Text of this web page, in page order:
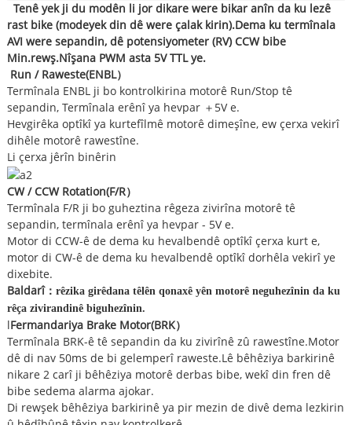
Tenê yek ji du modên li jor dikare were bikar anîn da ku lezê
rast bike (modeyek din dê were çalak kirin).Dema ku termînala
AVI were sepandin, dê potensiyometer (RV) CCW bibe
Min.rewş.Nîşana PWM asta 5V TTL ye.
Run / Raweste(ENBL）
Termînala ENBL ji bo kontrolkirina motorê Run/Stop tê
sepandin, Termînala erênî ya hevpar ＋5V e.
Hevgirêka optîkî ya kurtefîlmê motorê dimeşîne, ew çerxa vekirî
dihêle motorê rawestîne.
Li çerxa jêrîn binêrin
CW / CCW Rotation(F/R）
Termînala F/R ji bo guheztina rêgeza zivirîna motorê tê
sepandin, termînala erênî ya hevpar - 5V e.
Motor di CCW-ê de dema ku hevalbendê optîkî çerxa kurt e,
motor di CW-ê de dema ku hevalbendê optîkî dorhêla vekirî ye
dixebite.
Baldarî： rêzika girêdana têlên qonaxê yên motorê neguhezînin da ku
rêça zivirandinê biguhezînin.
lFermandariya Brake Motor(BRK）
Termînala BRK-ê tê sepandin da ku zivirînê zû rawestîne.Motor
dê di nav 50ms de bi gelemperî raweste.Lê bêhêziya barkirinê
nikare 2 carî ji bêhêziya motorê derbas bibe, wekî din fren dê
bibe sedema alarma ajokar.
Di rewşek bêhêziya barkirinê ya pir mezin de divê dema lezkirin